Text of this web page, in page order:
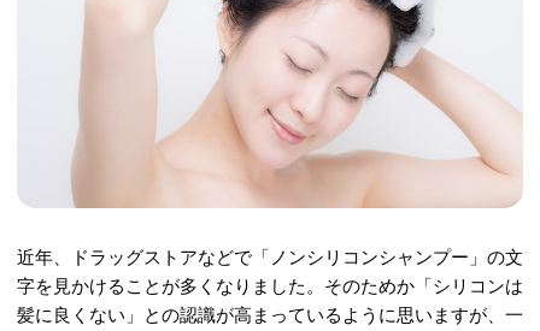
近年、ドラッグストアなどで「ノンシリコンシャンプー」の文
字を見かけることが多くなりました。そのためか「シリコンは
髪に良くない」との認識が高まっているように思いますが、一